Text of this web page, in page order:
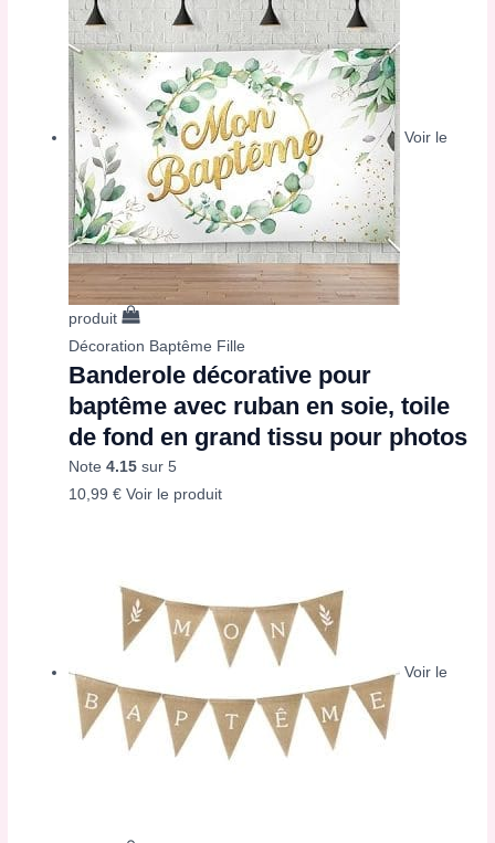
Voir le
produit
Décoration Baptême Fille
Banderole décorative pour
baptême avec ruban en soie, toile
de fond en grand tissu pour photos
Note4.15 sur 5
10,99€ Voir le produit
Voir le